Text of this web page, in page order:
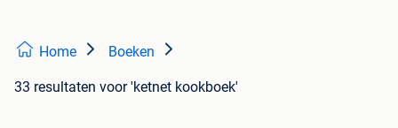
Home Boeken
33 resultaten voor 'ketnet kookboek'